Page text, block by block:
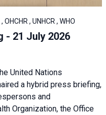
, UNHCR , WHO
- 21 July 2026
United Nations
a hybrid press briefing,
and
Organization, the Office